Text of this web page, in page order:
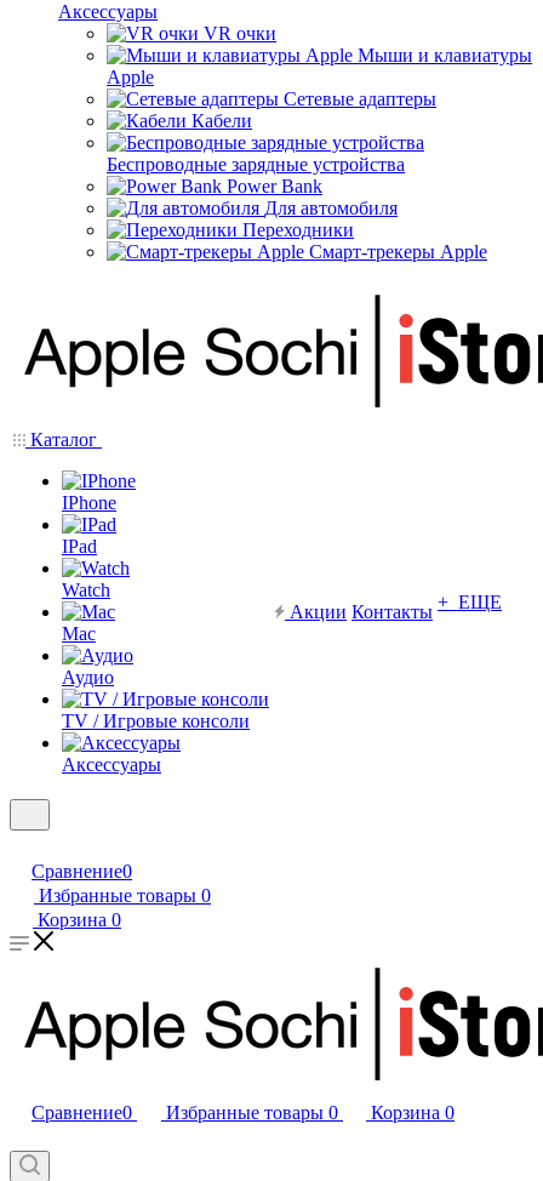
Аксессуары
VR очки
Мыши и клавиатуры
Apple
Сетевые адаптеры
Кабели
Беспроводные зарядные устройства
Power Bank
Для автомобиля
Переходники
Смарт-трекеры Apple
Каталог
IPhone
IPad
Watch
Mac
Аудио
TV / Игровые консоли
Аксессуары
Акции Контакты + ЕЩЕ
Сравнение0
Избранные товары 0
Корзина 0
Сравнение0 Избранные товары 0 Корзина 0